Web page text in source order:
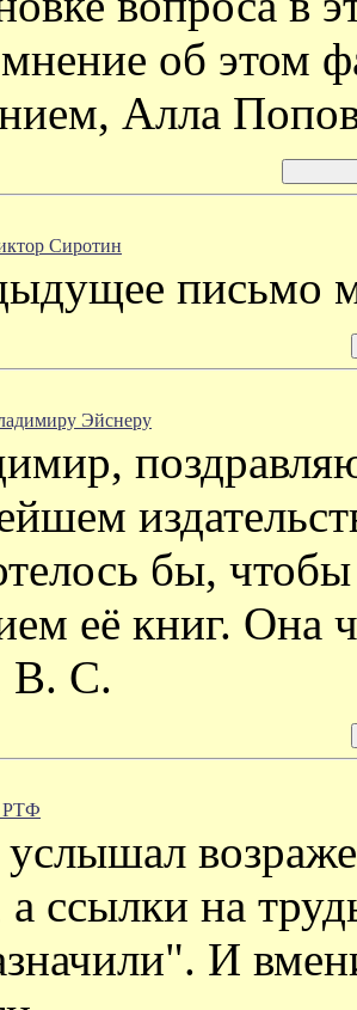
об этом
Алла
Сиротин
письмо
Эйснеру
бы,
её книг. Она
В. С.
РТФ
а ссылки на
И